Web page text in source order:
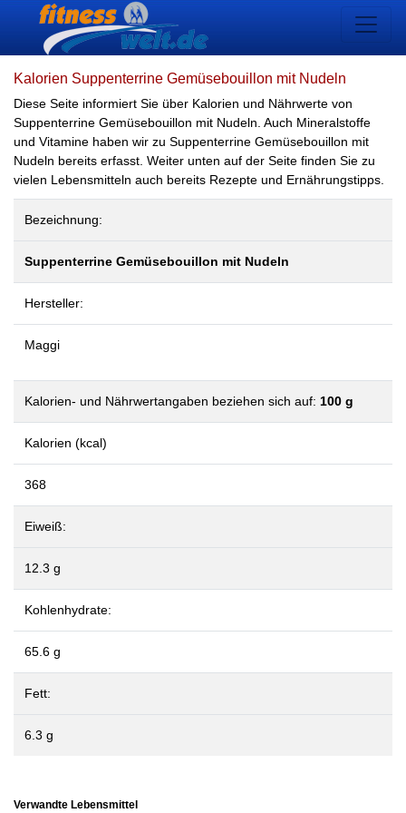
Kalorien Suppenterrine Gemüsebouillon mit Nudeln
Diese Seite informiert Sie über Kalorien und Nährwerte von
Suppenterrine Gemüsebouillon mit Nudeln. Auch Mineralstoffe
und Vitamine haben wir zu Suppenterrine Gemüsebouillon mit
Nudeln bereits erfasst. Weiter unten auf der Seite finden Sie zu
vielen Lebensmitteln auch bereits Rezepte und Ernährungstipps.
Bezeichnung:
Suppenterrine Gemüsebouillon mit Nudeln
Hersteller:
Maggi
Kalorien- und Nährwertangaben beziehen sich auf: 100 g
Kalorien (kcal)
368
Eiweiß:
12.3 g
Kohlenhydrate:
65.6 g
Fett:
6.3 g
Verwandte Lebensmittel